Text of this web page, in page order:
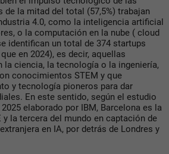
de la mitad del total (57,5%) trabajan
4.0, como la inteligencia artificial
o la computación en la nube ( cloud
identifican un total de 374 startups
en 2024), es decir, aquellas
la ciencia, la tecnología o la ingeniería,
conocimientos STEM y que
y tecnología pioneros para dar
En este sentido, según el estudio
elaborado por IBM, Barcelona es la
y la tercera del mundo en captación de
en IA, por detrás de Londres y